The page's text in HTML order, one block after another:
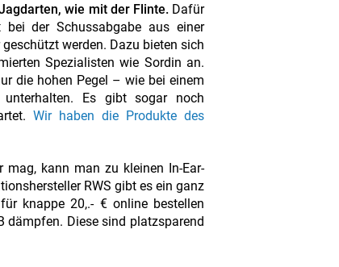
wie mit der Flinte.Dafür
der Schussabgabe aus einer
werden. Dazu bieten sich
Spezialisten wie Sordin an.
die hohen Pegel – wie bei einem
Es gibt sogar noch
Wir haben die Produkte des
kann man zu kleinen In-Ear-
RWS gibt es ein ganz
knappe 20,.- € online bestellen
dämpfen. Diese sind platzsparend